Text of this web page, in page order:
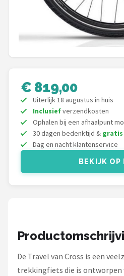
Schwalbe
Voltano
Shimano
Cortina
€ 819,00
Uiterlijk 18 augustus in huis
Inclusiefverzendkosten
Ophalen bij een afhaalpunt
30 dagen bedenktijd & gratis
Dag en nacht klantenservice
BEKIJK OP
De Travel van Cross is een
trekkingfiets die is